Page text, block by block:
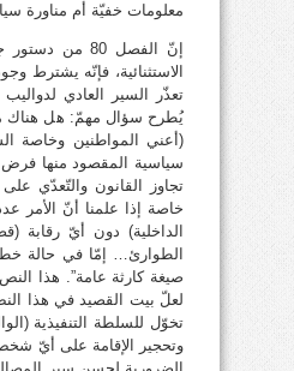
معلومات خفيّة أم مناورة
الاستثنائية، فإنّه يشترط
تعذّر السير العادي
يُطرح سؤال مهمّ: هل هناك
(أعني المواطنين وخاصة
سياسية المقصود منها فرض
تجاوز القانون والتّعدّي
الداخلية) دون أيّ رقابة
الطوارئ… إمّا في حالة
صيغة كارثة عامة”. هذا
لعلّ بيت القصيد في هذا
تخوّل للسلطة التنفيذية
وتحجير الإقامة على أيّ